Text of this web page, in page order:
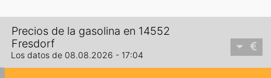
Precios de la gasolina en 14552
Fresdorf
Los datos de 08.08.2026 - 17:04